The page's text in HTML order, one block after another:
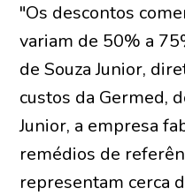
"Os descontos
variam de 50% a
de Souza Junior,
custos da Germed,
Junior, a empresa
remédios de
representam cerca